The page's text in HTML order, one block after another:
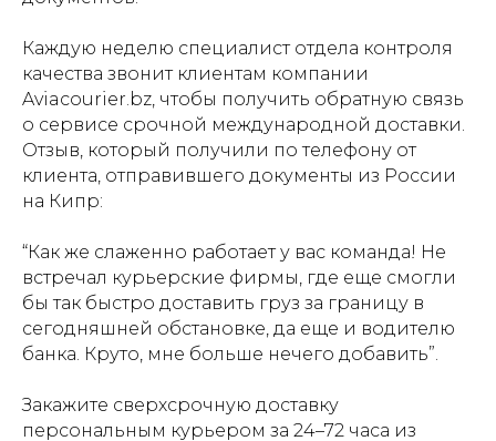
Каждую неделю специалист отдела контроля
качества звонит клиентам компании
Aviacourier.bz, чтобы получить обратную связь
о сервисе срочной международной доставки.
Отзыв, который получили по телефону от
клиента, отправившего документы из России
на Кипр:
“Как же слаженно работает у вас команда! Не
встречал курьерские фирмы, где еще смогли
бы так быстро доставить груз за границу в
сегодняшней обстановке, да еще и водителю
банка. Круто, мне больше нечего добавить”.
Закажите сверхсрочную доставку
персональным курьером за 24–72 часа из